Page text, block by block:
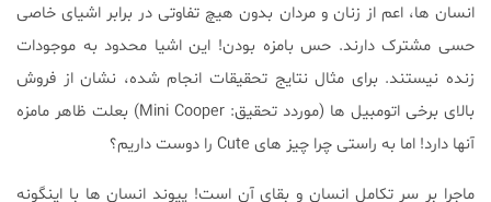
انسان ها، اعم از زنان و مردان بدون هیچ تفاوتی در برابر اشیای خاصی
حسی مشترک دارند. حس بامزه بودن! این اشیا محدود به موجودات
زنده نیستند. برای مثال نتایج تحقیقات انجام شده، نشان از فروش
بالای برخی اتومبیل ها (موردد تحقیق: Mini Cooper) بعلت ظاهر مامزه
آنها دارد! اما به راستی چرا چیز های Cute را دوست داریم؟
ماجرا بر سر تکامل انسان و بقای آن است! پیوند انسان ها با اینگونه